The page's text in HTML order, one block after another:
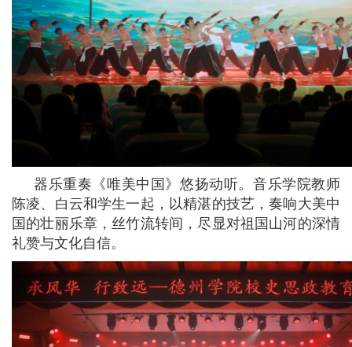
器乐重奏《唯美中国》悠扬动听。音乐学院教师
陈凌、白云和学生一起，以精湛的技艺，奏响大美中
国的壮丽乐章，丝竹流转间，尽显对祖国山河的深情
礼赞与文化自信。